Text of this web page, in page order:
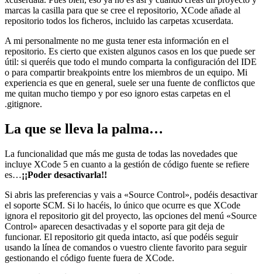
marcas la casilla para que se cree el repositorio, XCode añade al
repositorio todos los ficheros, incluido las carpetas xcuserdata.
A mi personalmente no me gusta tener esta información en el
repositorio. Es cierto que existen algunos casos en los que puede ser
útil: si queréis que todo el mundo comparta la configuración del IDE
o para compartir breakpoints entre los miembros de un equipo. Mi
experiencia es que en general, suele ser una fuente de conflictos que
me quitan mucho tiempo y por eso ignoro estas carpetas en el
.gitignore.
La que se lleva la palma…
La funcionalidad que más me gusta de todas las novedades que
incluye XCode 5 en cuanto a la gestión de código fuente se refiere
es…¡¡Poder desactivarla!!
Si abris las preferencias y vais a «Source Control», podéis desactivar
el soporte SCM. Si lo hacéis, lo único que ocurre es que XCode
ignora el repositorio git del proyecto, las opciones del menú «Source
Control» aparecen desactivadas y el soporte para git deja de
funcionar. El repositorio git queda intacto, así que podéis seguir
usando la línea de comandos o vuestro cliente favorito para seguir
gestionando el código fuente fuera de XCode.